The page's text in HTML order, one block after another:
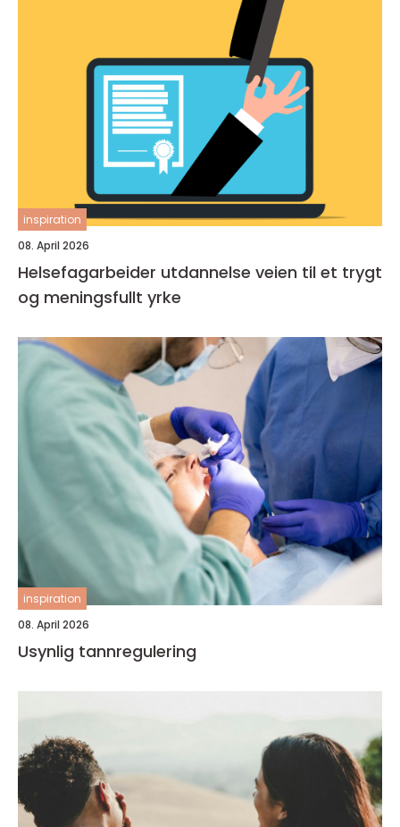
inspiration
08. April 2026
Helsefagarbeider utdannelse veien til et trygt
og meningsfullt yrke
inspiration
08. April 2026
Usynlig tannregulering